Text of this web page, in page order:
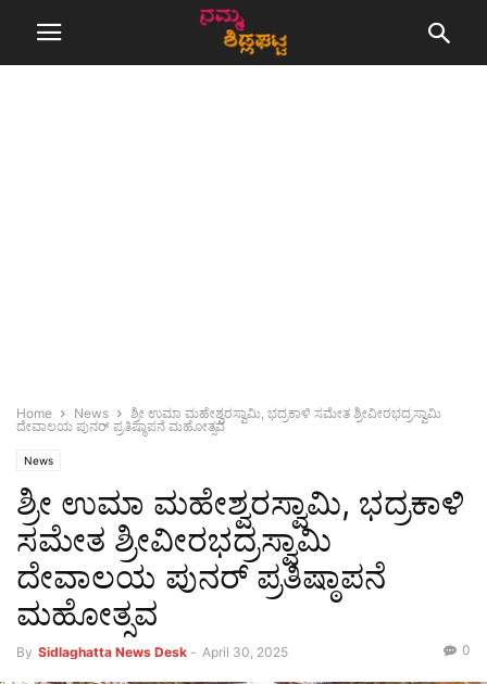
Home News
ಶ್ರೀ ಉಮಾ ಮಹೇಶ್ವರಸ್ವಾಮಿ, ಭದ್ರಕಾಳಿ ಸಮೇತ ಶ್ರೀವೀರಭದ್ರಸ್ವಾಮಿ
ದೇವಾಲಯ ಪುನರ್ ಪ್ರತಿಷ್ಠಾಪನೆ ಮಹೋತ್ಸವ
News
ಶ್ರೀ ಉಮಾ ಮಹೇಶ್ವರಸ್ವಾಮಿ, ಭದ್ರಕಾಳಿ
ಸಮೇತ ಶ್ರೀವೀರಭದ್ರಸ್ವಾಮಿ
ದೇವಾಲಯ ಪುನರ್ ಪ್ರತಿಷ್ಠಾಪನೆ
ಮಹೋತ್ಸವ
By Sidlaghatta News Desk - April 30, 2025 0